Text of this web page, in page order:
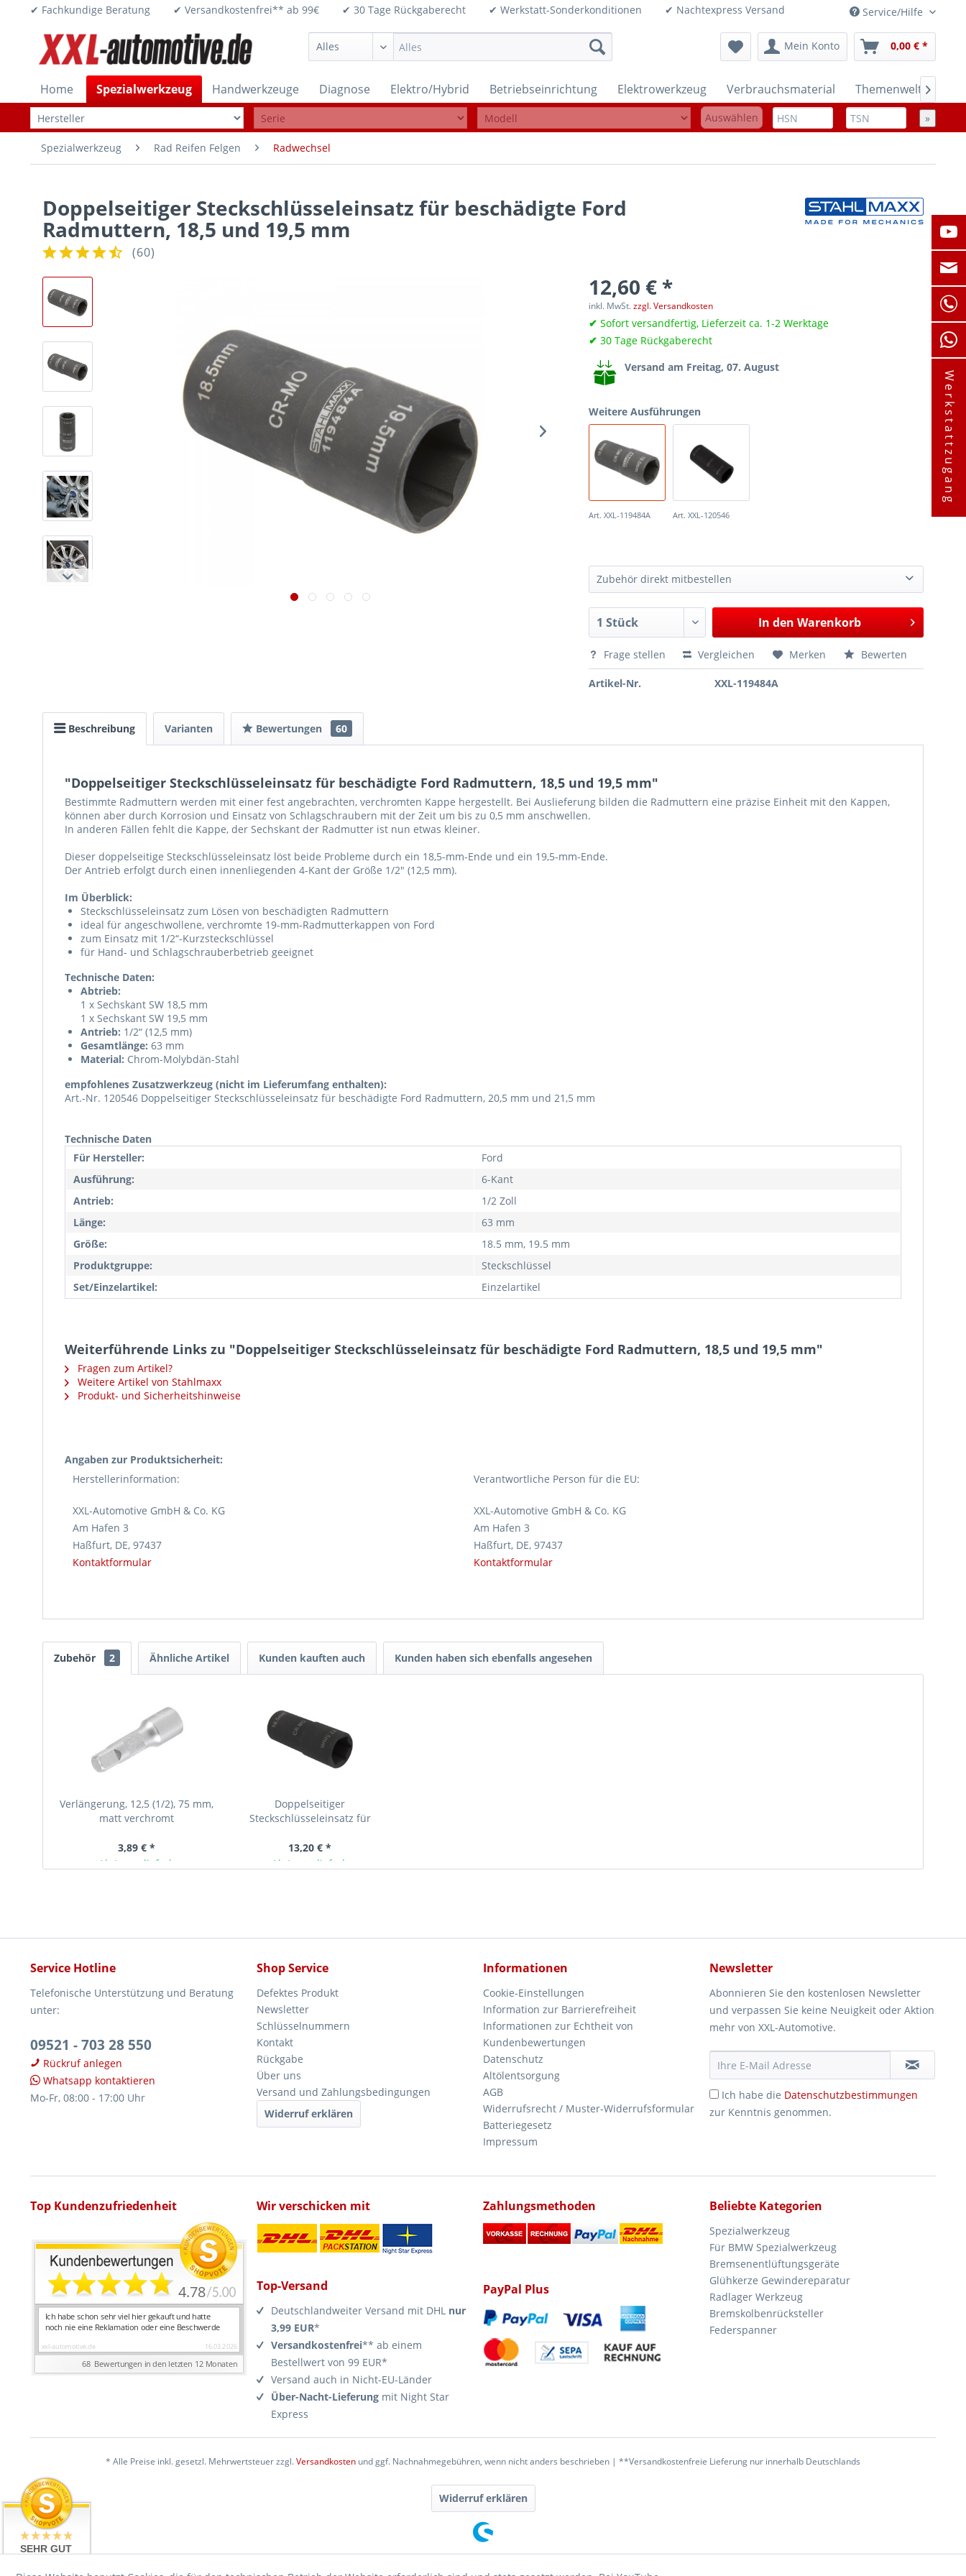
✔ Fachkundige Beratung ✔ Versandkostenfrei** ab 99€ ✔ 30 Tage Rückgaberecht ✔ Werkstatt-Sonderkonditionen ✔ Nachtexpress Versand Service/Hilfe
Mein Konto 0,00 € *
Home Spezialwerkzeug Handwerkzeuge Diagnose Elektro/Hybrid Betriebseinrichtung Elektrowerkzeug Verbrauchsmaterial Themenwelten

Auswählen »
Spezialwerkzeug Rad Reifen Felgen Radwechsel
Doppelseitiger Steckschlüsseleinsatz für beschädigte Ford
Radmuttern, 18,5 und 19,5 mm
(60)
12,60 € *
inkl. MwSt.zzgl. Versandkosten
✔ Sofort versandfertig, Lieferzeit ca. 1-2 Werktage
✔ 30 Tage Rückgaberecht
Versand am Freitag, 07. August
Weitere Ausführungen
Art. XXL-119484A Art. XXL-120546
Zubehör direkt mitbestellen
Verlängerung, 12,5 (1/2), 75 mm, matt verchromt
3,89 €*
Doppelseitiger Steckschlüsseleinsatz für beschädigte Radmuttern, 16,5 und 17,5 mm
13,20 €*
In den Warenkorb
Frage stellen Vergleichen Merken Bewerten
Artikel-Nr. XXL-119484A
Beschreibung Varianten Bewertungen 60
"Doppelseitiger Steckschlüsseleinsatz für beschädigte Ford Radmuttern, 18,5 und 19,5 mm"
Bestimmte Radmuttern werden mit einer fest angebrachten, verchromten Kappe hergestellt. Bei Auslieferung bilden die Radmuttern eine präzise Einheit mit den Kappen,
können aber durch Korrosion und Einsatz von Schlagschraubern mit der Zeit um bis zu 0,5 mm anschwellen.
In anderen Fällen fehlt die Kappe, der Sechskant der Radmutter ist nun etwas kleiner.
Dieser doppelseitige Steckschlüsseleinsatz löst beide Probleme durch ein 18,5-mm-Ende und ein 19,5-mm-Ende.
Der Antrieb erfolgt durch einen innenliegenden 4-Kant der Größe 1/2" (12,5 mm).
Im Überblick:
Steckschlüsseleinsatz zum Lösen von beschädigten Radmuttern
ideal für angeschwollene, verchromte 19-mm-Radmutterkappen von Ford
zum Einsatz mit 1/2“-Kurzsteckschlüssel
für Hand- und Schlagschrauberbetrieb geeignet
Technische Daten:
Abtrieb:
1 x Sechskant SW 18,5 mm
1 x Sechskant SW 19,5 mm
Antrieb: 1/2“ (12,5 mm)
Gesamtlänge: 63 mm
Material: Chrom-Molybdän-Stahl
empfohlenes Zusatzwerkzeug (nicht im Lieferumfang enthalten):
Art.-Nr. 120546 Doppelseitiger Steckschlüsseleinsatz für beschädigte Ford Radmuttern, 20,5 mm und 21,5 mm
Technische Daten
Für Hersteller:
Ford
Ausführung:
6-Kant
Antrieb:
1/2 Zoll
Länge:
63 mm
Größe:
18.5 mm, 19.5 mm
Produktgruppe:
Steckschlüssel
Set/Einzelartikel:
Einzelartikel
Weiterführende Links zu "Doppelseitiger Steckschlüsseleinsatz für beschädigte Ford Radmuttern, 18,5 und 19,5 mm"
Fragen zum Artikel?
Weitere Artikel von Stahlmaxx
Produkt- und Sicherheitshinweise
Angaben zur Produktsicherheit:
Herstellerinformation:
XXL-Automotive GmbH & Co. KG
Am Hafen 3
Haßfurt, DE, 97437
Kontaktformular
Verantwortliche Person für die EU:
XXL-Automotive GmbH & Co. KG
Am Hafen 3
Haßfurt, DE, 97437
Kontaktformular
Zubehör 2 Ähnliche Artikel Kunden kauften auch Kunden haben sich ebenfalls angesehen
Verlängerung, 12,5 (1/2), 75 mm,
matt verchromt
3,89 € *
Ab Lager lieferbar
Doppelseitiger
Steckschlüsseleinsatz für
und...
13,20 € *
Ab Lager lieferbar
Service Hotline
Telefonische Unterstützung und Beratung
unter:
09521 - 703 28 550
Rückruf anlegen
Whatsapp kontaktieren
Mo-Fr, 08:00 - 17:00 Uhr
Shop Service
Defektes Produkt
Newsletter
Schlüsselnummern
Kontakt
Rückgabe
Über uns
Versand und Zahlungsbedingungen
Widerruf erklären
Informationen
Cookie-Einstellungen
Information zur Barrierefreiheit
Informationen zur Echtheit von
Kundenbewertungen
Datenschutz
Altölentsorgung
AGB
Widerrufsrecht / Muster-Widerrufsformular
Batteriegesetz
Impressum
Newsletter
Abonnieren Sie den kostenlosen Newsletter
und verpassen Sie keine Neuigkeit oder Aktion
mehr von XXL-Automotive.
Ich habe die Datenschutzbestimmungen
zur Kenntnis genommen.
Top Kundenzufriedenheit Wir verschicken mit
Top-Versand
Deutschlandweiter Versand mit DHL nur
3,99 EUR*
Versandkostenfrei** ab einem
Bestellwert von 99 EUR*
Versand auch in Nicht-EU-Länder
Über-Nacht-Lieferung mit Night Star
Express
Zahlungsmethoden
PayPal Plus
Beliebte Kategorien
Spezialwerkzeug
Für BMW Spezialwerkzeug
Bremsenentlüftungsgeräte
Glühkerze Gewindereparatur
Radlager Werkzeug
Bremskolbenrücksteller
Federspanner
* Alle Preise inkl. gesetzl. Mehrwertsteuer zzgl.Versandkosten und ggf. Nachnahmegebühren, wenn nicht anders beschrieben | **Versandkostenfreie Lieferung nur innerhalb Deutschlands
Widerruf erklären
Werkstattzugang
SEHR GUT
aus 17476